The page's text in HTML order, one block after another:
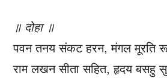
॥ दोहा ॥
पवन तनय संकट हरन, मंगल मूरति
राम लखन सीता सहित, हृदय बसहु